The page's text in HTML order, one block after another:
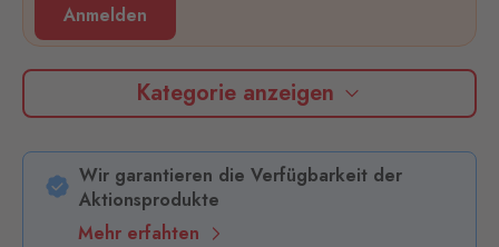
Anmelden
Kategorie anzeigen
Wir garantieren die Verfügbarkeit der
Aktionsprodukte
Mehr erfahten